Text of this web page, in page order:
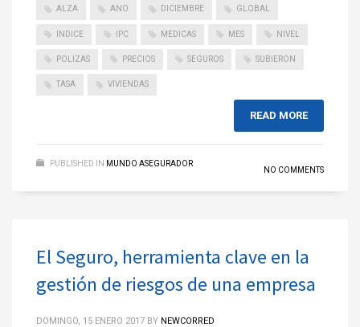
ALZA ANO DICIEMBRE GLOBAL
INDICE IPC MEDICAS MES NIVEL
POLIZAS PRECIOS SEGUROS SUBIERON
TASA VIVIENDAS
READ MORE
PUBLISHED IN MUNDO ASEGURADOR
NO COMMENTS
El Seguro, herramienta clave en la
gestión de riesgos de una empresa
DOMINGO, 15 ENERO 2017 BY NEWCORRED